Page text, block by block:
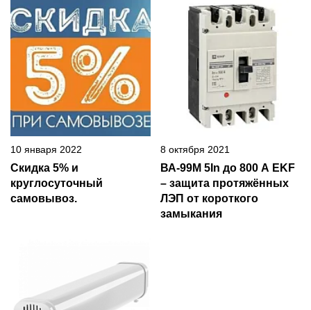
10 января 2022
Скидка 5% и
круглосуточный
самовывоз.
8 октября 2021
ВА-99М 5In до 800 А EKF
– защита протяжённых
ЛЭП от короткого
замыкания